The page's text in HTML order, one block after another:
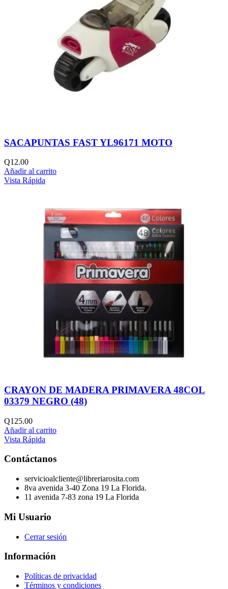
SACAPUNTAS FAST YL96171 MOTO
Q12.00
Añadir al carrito
Vista Rápida
CRAYON DE MADERA PRIMAVERA 48COL
03379 NEGRO (48)
Q125.00
Añadir al carrito
Vista Rápida
Contáctanos
servicioalcliente@libreriarosita.com
8va avenida 3-40 Zona 19 La Florida.
11 avenida 7-83 zona 19 La Florida
Mi Usuario
Cerrar sesión
Información
Políticas de privacidad
Términos y condiciones